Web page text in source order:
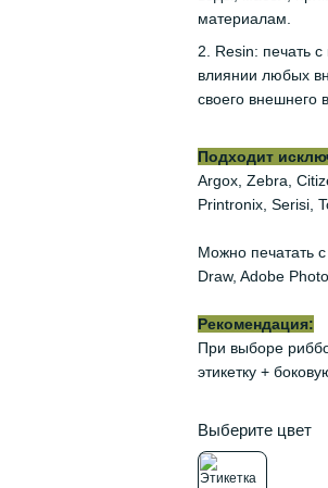
материалам.
2. Resin: печать
влиянии любых
своего внешнего
Подходит
Argox, Zebra,
Printronix, Serisi,
Можно печатать
Draw, Adobe
Рекомендация:
При выборе
этикетку +
Выберите цвет